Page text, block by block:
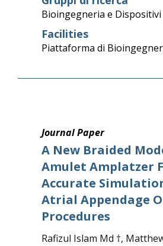
Bioingegneria e Dispositivi
Facilities
Piattaforma di
Journal Paper
A New Braided
Amulet Amplatzer
Accurate
Atrial Appendage
Procedures
Rafizul Islam Md †,